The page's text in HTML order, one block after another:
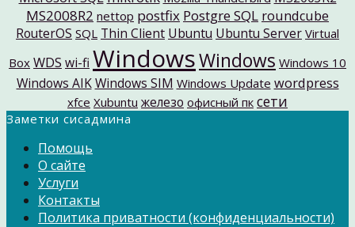
MS2008R2 nettop postfix Postgre SQL roundcube
RouterOS SQL Thin Client Ubuntu Ubuntu Server Virtual
Box WDS wi-fi WindowsWindows Windows 10
Windows AIK Windows SIM Windows Update wordpress
xfce Xubuntu железо офисный пк сети
Заметки сисадмина
Помощь
О сайте
Услуги
Контакты
Политика приватности (конфиденциальности)